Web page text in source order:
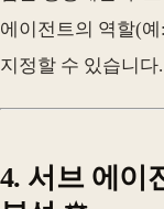
에이전트의 역할(
지정할 수 있습니다.
4. 서브 에이